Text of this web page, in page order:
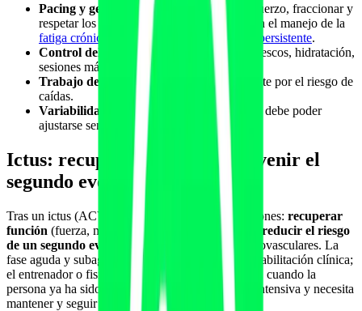
Pacing y gestión de fatiga:
dosificar el esfuerzo, fraccionar y
respetar los días malos. Comparte lógica con el manejo de la
fatiga crónica y fibromialgia
y delCOVID persistente.
Control del calor: entrenar en ambientes frescos, hidratación,
sesiones más cortas en verano.
Trabajo de equilibrio y marcha: importante por el riesgo de
caídas.
Variabilidad:
los síntomas fluctúan; el plan debe poder
ajustarse semana a semana.
Ictus: recuperar función y prevenir el
segundo evento
Tras un ictus (ACV), el ejercicio cumple dos misiones: recuperar
función (fuerza, marcha, equilibrio, autonomía) y reducir el riesgo
de un segundo evento
controlando factores cardiovasculares. La
fase aguda y subaguda corresponde a la neurorrehabilitación clínica;
el entrenador o fisio suele entrar en la fase crónica, cuando la
persona ya ha sido dada de alta de rehabilitación intensiva y necesita
mantener y seguir progresando.